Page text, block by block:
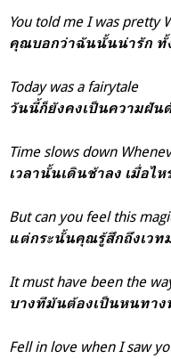
You told me I was pretty
คุณบอกว่าฉันนั้นน่ารัก ทั้
Today was a fairytale
วันนี้ก็ยังคงเป็นความฝัน
Time slows down
เวลานั้นเดินช้าลง เมื่อไ
But can you feel this
แต่กระนั้นคุณรู้สึกถึงเวท
It must have been the
บางทีมันต้องเป็นหนทา
Fell in love when I saw